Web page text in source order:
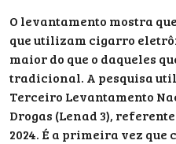
O levantamento mostra
que utilizam cigarro
maior do que o daqueles
tradicional. A pesquisa
Terceiro Levantamento
Drogas (Lenad 3),
2024. É a primeira vez